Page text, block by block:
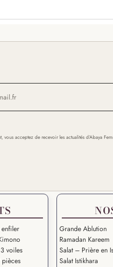
vous acceptez de recevoir les actualités d’Abaya
voiles
pièces
Grande Ablution
Ramadan Kareem
Salat – Prière en
Salat Istikhara